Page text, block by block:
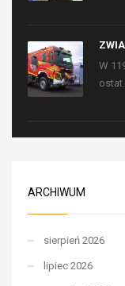
W
ostat...
ARCHIWUM
sierpień 2026
lipiec 2026